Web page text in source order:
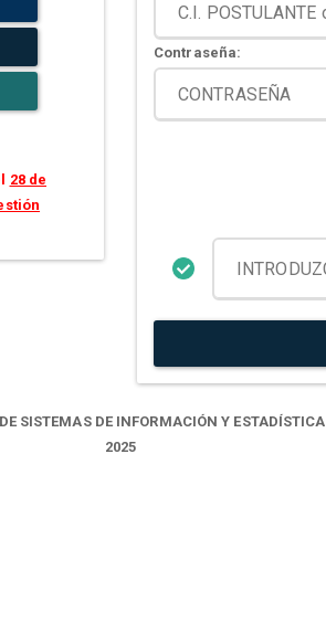
28 de
Contraseña:
SISTEMAS DE INFORMACIÓN Y ESTADÍSTICA
2025